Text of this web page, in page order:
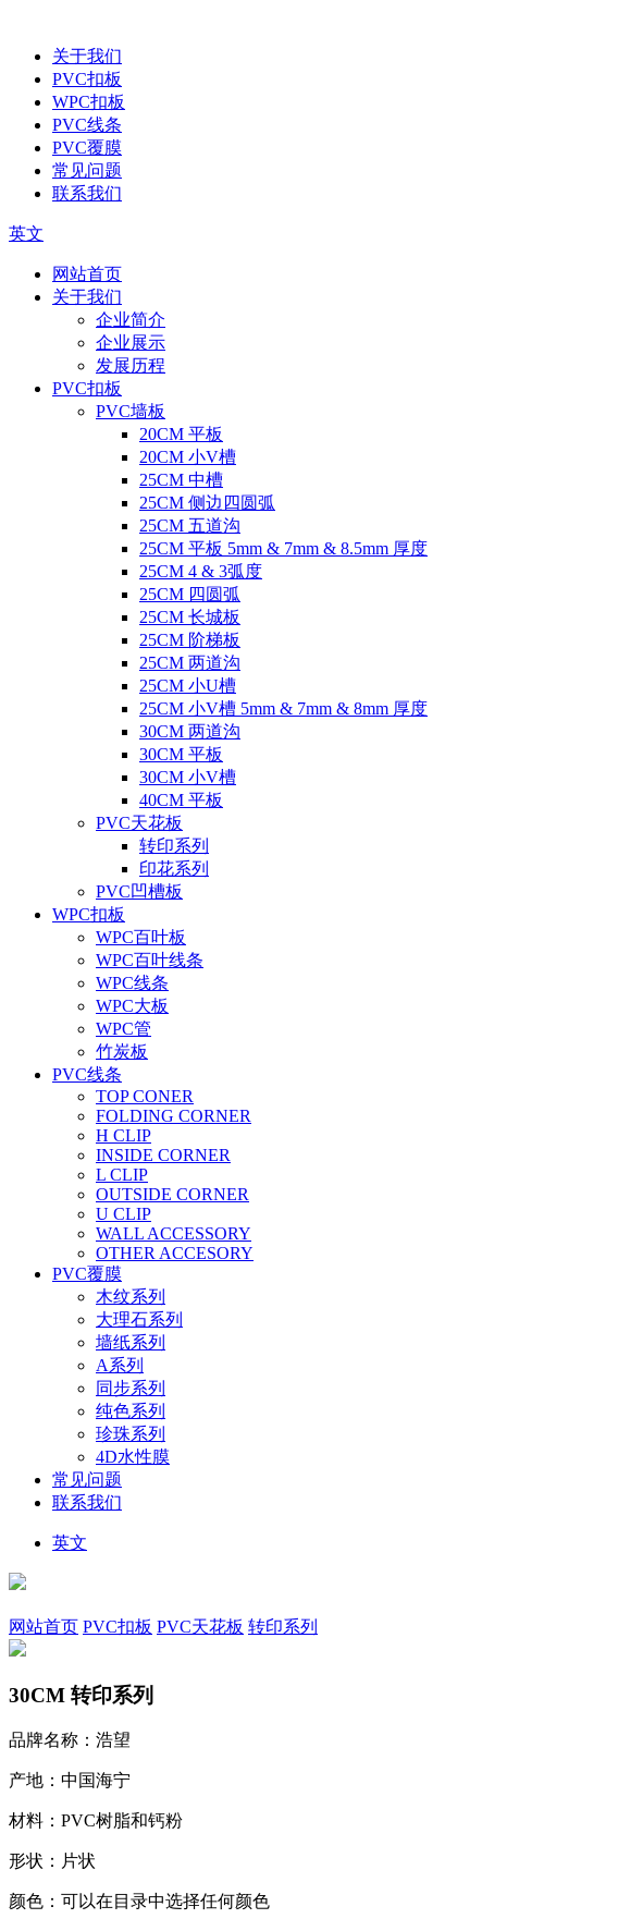
关于我们
PVC扣板
WPC扣板
PVC线条
PVC覆膜
常见问题
联系我们
英文
网站首页
关于我们
企业简介
企业展示
发展历程
PVC扣板
PVC墙板
20CM 平板
20CM 小V槽
25CM 中槽
25CM 侧边四圆弧
25CM 五道沟
25CM 平板 5mm & 7mm & 8.5mm 厚度
25CM 4 & 3弧度
25CM 四圆弧
25CM 长城板
25CM 阶梯板
25CM 两道沟
25CM 小U槽
25CM 小V槽 5mm & 7mm & 8mm 厚度
30CM 两道沟
30CM 平板
30CM 小V槽
40CM 平板
PVC天花板
转印系列
印花系列
PVC凹槽板
WPC扣板
WPC百叶板
WPC百叶线条
WPC线条
WPC大板
WPC管
竹炭板
PVC线条
TOP CONER
FOLDING CORNER
H CLIP
INSIDE CORNER
L CLIP
OUTSIDE CORNER
U CLIP
WALL ACCESSORY
OTHER ACCESORY
PVC覆膜
木纹系列
大理石系列
墙纸系列
A系列
同步系列
纯色系列
珍珠系列
4D水性膜
常见问题
联系我们
英文
网站首页 PVC扣板 PVC天花板 转印系列
30CM 转印系列
品牌名称：浩望
产地：中国海宁
材料：PVC树脂和钙粉
形状：片状
颜色：可以在目录中选择任何颜色